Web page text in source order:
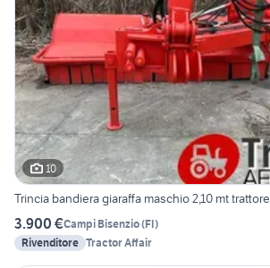
10
Trincia bandiera giaraffa maschio 2,10 mt trattore
3.900 €Campi Bisenzio(FI)
Rivenditore Tractor Affair